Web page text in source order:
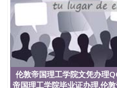
551190476哪里可以办理加拿
请学校办理假的毕业证成绩
可以办理水印成绩单
GPA分数551190476假毕业
假文凭网上能查到吗
QQ微信551190476办假大学
国外毕业证去哪认证QQ微信
QQ微信551190476国外毕业
551190476快速代办国外毕
速拿到国外文凭QQ微信
伦敦帝国理工学院文凭办理
帝国理工学院毕业证办理,伦